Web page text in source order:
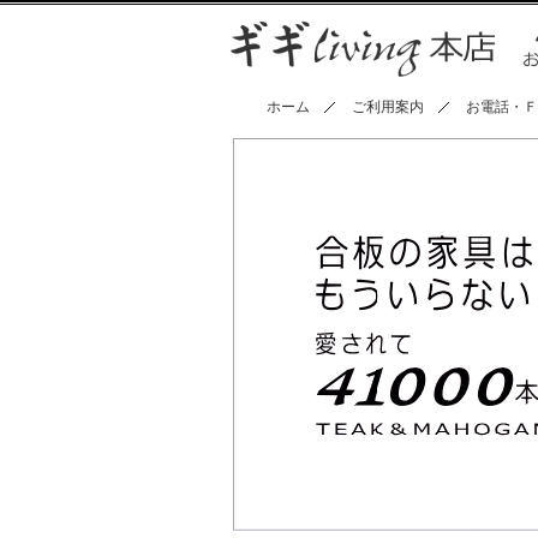
ホーム ご利用案内 お電話・